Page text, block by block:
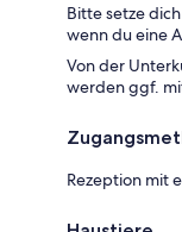
Bitte setze
wenn du eine
Von der
werden ggf.
Rezeption mit